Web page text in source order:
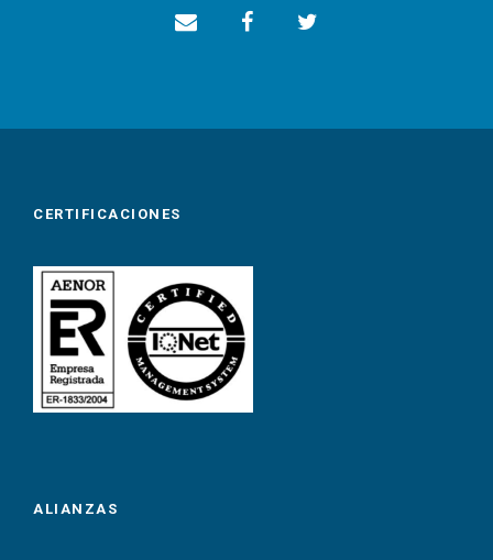
CERTIFICACIONES
ALIANZAS